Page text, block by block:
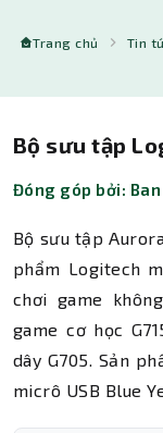
Trang chủ Tin
Bộ sưu tập
Đóng góp bởi:
Bộ sưu tập
phẩm Logitech
chơi game
game cơ học
dây G705. Sản
micrô USB Blue